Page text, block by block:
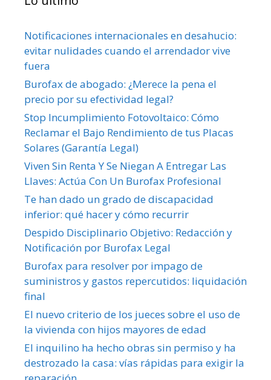
Notificaciones internacionales en desahucio:
evitar nulidades cuando el arrendador vive
fuera
Burofax de abogado: ¿Merece la pena el
precio por su efectividad legal?
Stop Incumplimiento Fotovoltaico: Cómo
Reclamar el Bajo Rendimiento de tus Placas
Solares (Garantía Legal)
Viven Sin Renta Y Se Niegan A Entregar Las
Llaves: Actúa Con Un Burofax Profesional
Te han dado un grado de discapacidad
inferior: qué hacer y cómo recurrir
Despido Disciplinario Objetivo: Redacción y
Notificación por Burofax Legal
Burofax para resolver por impago de
suministros y gastos repercutidos: liquidación
final
El nuevo criterio de los jueces sobre el uso de
la vivienda con hijos mayores de edad
El inquilino ha hecho obras sin permiso y ha
destrozado la casa: vías rápidas para exigir la